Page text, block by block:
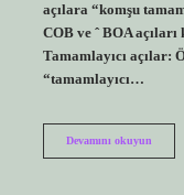
açılara “komşu
COB ve ˆ BOA açıları
Tamamlayıcı açılar:
“tamamlayıcı…
Devamını okuyunTümler